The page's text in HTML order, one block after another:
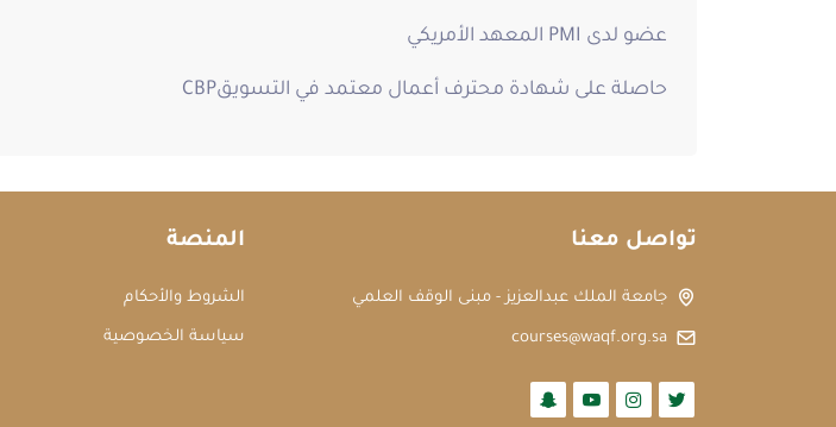
عضو لدى PMI المعهد الأمريكي
حاصلة على شهادة محترف أعمال معتمد في التسويقCBP
تواصل معنا
جامعة الملك عبدالعزيز - مبنى الوقف العلمي
courses@waqf.org.sa
المنصة
الشروط والأحكام
سياسة الخصوصية